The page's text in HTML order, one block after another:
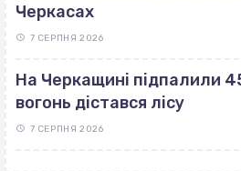
Черкасах
7 СЕРПНЯ 2026
На Черкащині підпалили
вогонь дістався лісу
7 СЕРПНЯ 2026